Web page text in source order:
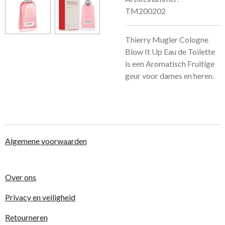
TM200202
Thierry Mugler Cologne
Blow It Up Eau de Toilette
is een Aromatisch Fruitige
geur voor dames en heren.
Algemene voorwaarden
Over ons
Privacy en veiligheid
Retourneren